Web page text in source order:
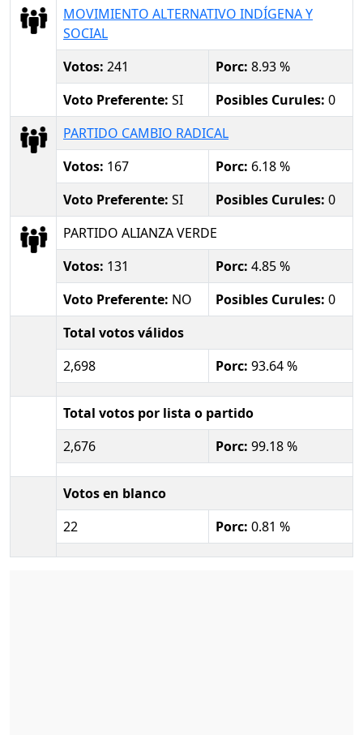
MOVIMIENTO ALTERNATIVO INDÍGENA Y
SOCIAL
Votos: 241 Porc: 8.93 %
Voto Preferente: SI Posibles Curules: 0
PARTIDO CAMBIO RADICAL
Votos: 167 Porc: 6.18 %
Voto Preferente: SI Posibles Curules: 0
PARTIDO ALIANZA VERDE
Votos: 131 Porc: 4.85 %
Voto Preferente: NO Posibles Curules: 0
Total votos válidos
2,698
Porc: 93.64 %
Total votos por lista o partido
2,676
Porc: 99.18 %
Votos en blanco
22
Porc: 0.81 %